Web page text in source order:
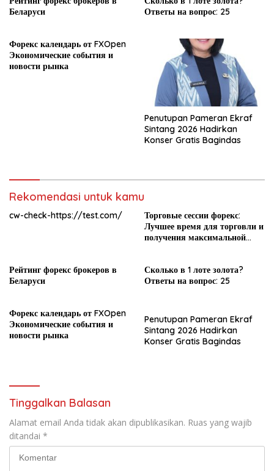
Беларуси
Ответы на вопрос: 25
Форекс календарь от FXOpen
Экономические события и
новости рынка
Penutupan Pameran Ekraf
Sintang 2026 Hadirkan
Konser Gratis Bagindas
Rekomendasi untuk kamu
cw-check-https://test.com/
Торговые сессии форекс:
Лучшее время для торговли и
получения максимальной
Рейтинг форекс брокеров в
Беларуси
Сколько в 1 лоте золота?
Ответы на вопрос: 25
Форекс календарь от FXOpen
Экономические события и
новости рынка
Penutupan Pameran Ekraf
Sintang 2026 Hadirkan
Konser Gratis Bagindas
Tinggalkan Balasan
Alamat email Anda tidak akan dipublikasikan. Ruas yang wajib
ditandai *